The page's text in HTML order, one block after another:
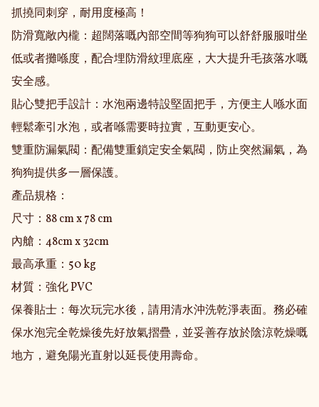
抓撓同刺穿，耐用度極高！
防滑寬敞內櫳：超闊落嘅內部空間等狗狗可以舒舒服服咁坐
低或者攤喺度，配合埋防滑紋理底座，大大提升毛孩落水嘅
安全感。
貼心雙把手設計：水泡兩邊特設堅固把手，方便主人喺水面
輕鬆牽引水泡，或者喺需要時拉實，互動更安心。
雙重防漏氣閥：配備雙重鎖定安全氣閥，防止突然漏氣，為
狗狗提供多一層保護。
產品規格：
尺寸：88 cm x 78 cm
內艙：48cm x 32cm
最高承重：50 kg
材質：強化 PVC
保養貼士：每次玩完水後，請用清水沖洗乾淨表面。務必確
保水泡完全乾燥後先好放氣摺疊，並妥善存放於陰涼乾燥嘅
地方，避免陽光直射以延長使用壽命。